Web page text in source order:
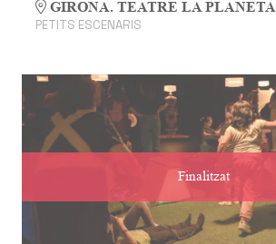
GIRONA. TEATRE LA PLANETA
PETITS ESCENARIS
Finalitzat